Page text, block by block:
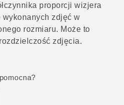
proporcji wizjera
zdjęć w
rozmiaru. Może to
zdjęcia.